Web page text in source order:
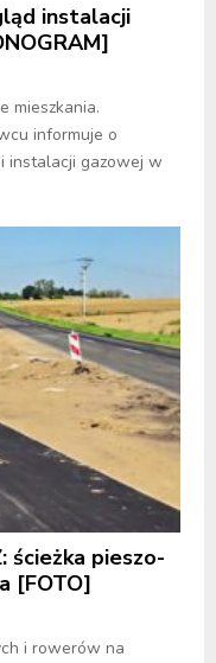
instalacji
mieszkania.
informuje o
instalacji gazowej w
ścieżka pieszo-
[FOTO]
i rowerów na